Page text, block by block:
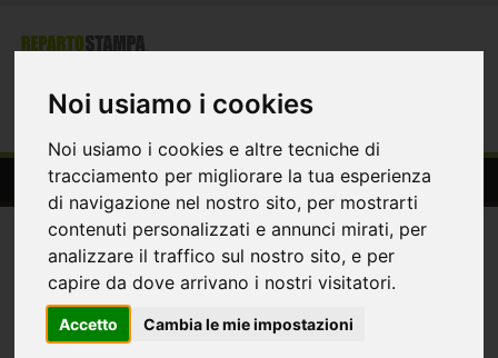
Noi usiamo i cookies
Noi usiamo i cookies e altre tecniche di
tracciamento per migliorare la tua esperienza
di navigazione nel nostro sito, per mostrarti
contenuti personalizzati e annunci mirati, per
analizzare il traffico sul nostro sito, e per
capire da dove arrivano i nostri visitatori.
Accetto Cambia le mie impostazioni
404-Pagina Non Trovata
404